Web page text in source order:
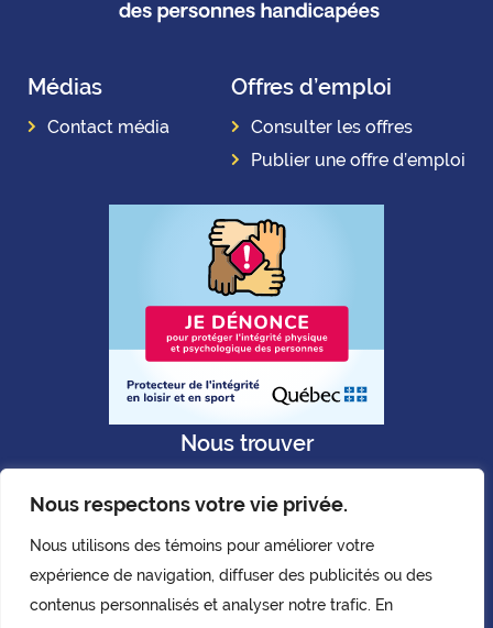
Nous respectons votre vie privée.
Nous utilisons des témoins pour améliorer votre
expérience de navigation, diffuser des publicités ou des
contenus personnalisés et analyser notre trafic. En
Médias
Contact média
Offres d’emploi
Consulter les offres
Publier une offre d’emploi
Nous trouver
Politique de confidentialité